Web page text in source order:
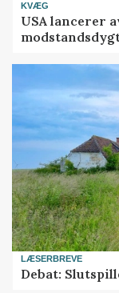
KVÆG
USA lancerer
LÆSERBREVE
Debat: